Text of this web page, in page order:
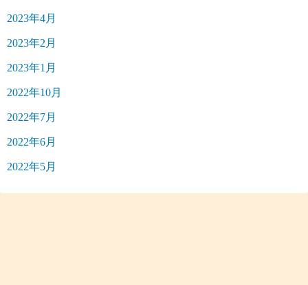
2023年4月
2023年2月
2023年1月
2022年10月
2022年7月
2022年6月
2022年5月